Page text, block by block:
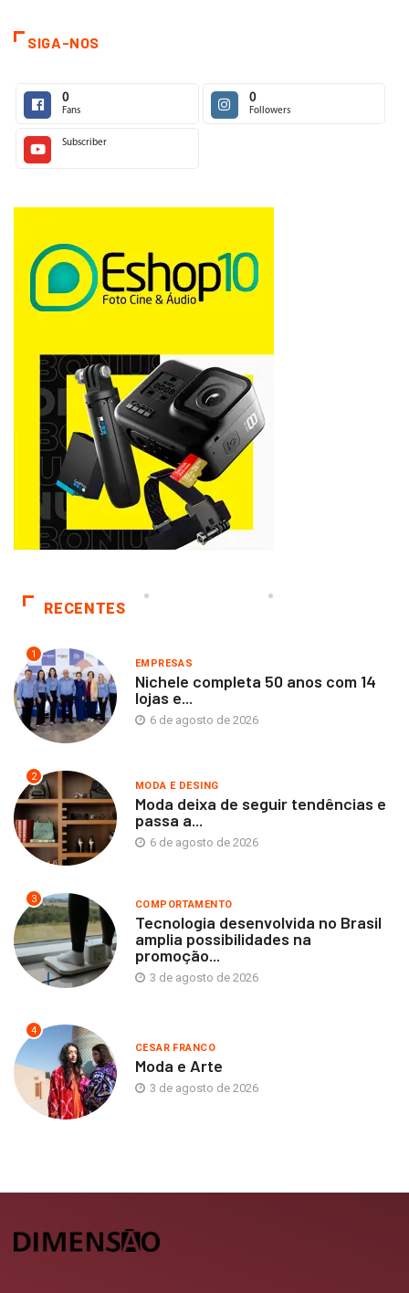
SIGA-NOS
0
Fans
0
Followers
Subscriber
RECENTES
1
EMPRESAS
Nichele completa 50 anos com 14
lojas e...
6 de agosto de 2026
2
MODA E DESING
Moda deixa de seguir tendências e
passa a...
6 de agosto de 2026
3 COMPORTAMENTO
Tecnologia desenvolvida no Brasil
amplia possibilidades na
promoção...
3 de agosto de 2026
4
CESAR FRANCO
Moda e Arte
3 de agosto de 2026